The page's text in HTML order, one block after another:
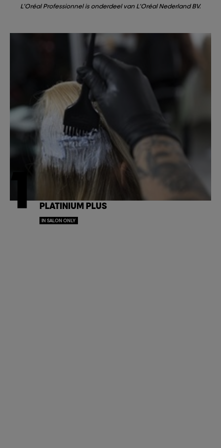
L’Oréal Professionnel is onderdeel van L’Oréal Nederland BV.
1 PLATINIUM PLUS
IN SALON ONLY